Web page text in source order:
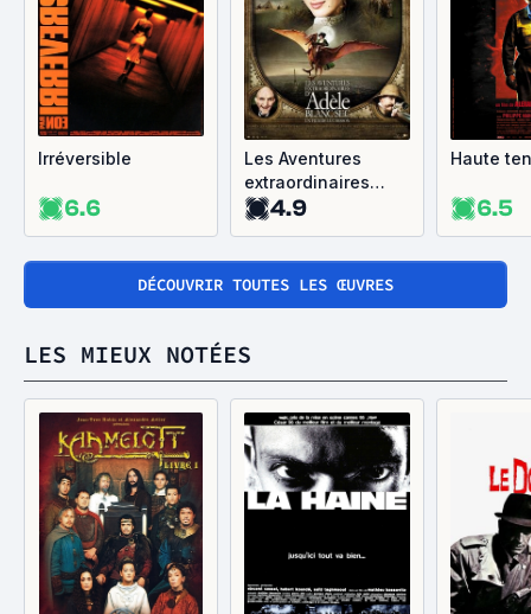
Irréversible
6.6
Les Aventures
extraordinaires
d'Adèle Blanc-Sec
4.9
Haute
6.5
DÉCOUVRIR TOUTES LES ŒUVRES
LES MIEUX NOTÉES